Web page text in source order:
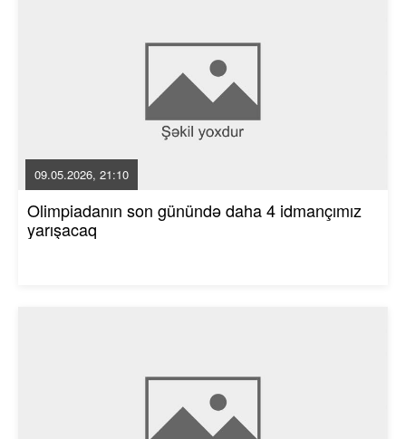
09.05.2026, 21:10
Olimpiadanın son günündə daha 4 idmançımız
yarışacaq